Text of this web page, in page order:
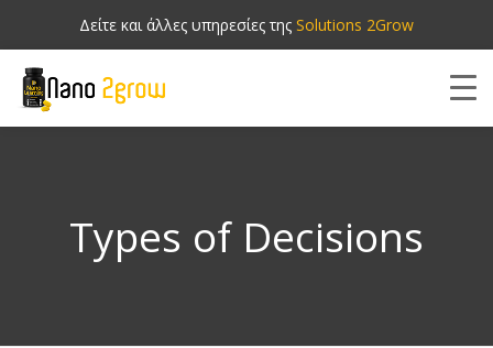
Δείτε και άλλες υπηρεσίες της Solutions 2Grow
Types of Decisions